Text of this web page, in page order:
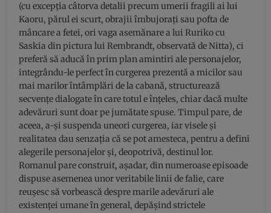
(cu excepția câtorva detalii precum umerii fragili ai lui
Kaoru, părul ei scurt, obrajii îmbujorați sau pofta de
mâncare a fetei, ori vaga asemănare a lui Ruriko cu
Saskia din pictura lui Rembrandt, observată de Nitta), ci
preferă să aducă în prim plan amintiri ale personajelor,
integrându-le perfect în curgerea prezentă a micilor sau
mai marilor întâmplări de la cabană, structurează
secvențe dialogate în care totul e înțeles, chiar dacă multe
adevăruri sunt doar pe jumătate spuse. Timpul pare, de
aceea, a-și suspenda uneori curgerea, iar visele și
realitatea dau senzația că se pot amesteca, pentru a defini
alegerile personajelor și, deopotrivă, destinul lor.
Romanul pare construit, așadar, din numeroase episoade
dispuse asemenea unor veritabile linii de falie, care
reușesc să vorbească despre marile adevăruri ale
existenței umane în general, depășind strictele